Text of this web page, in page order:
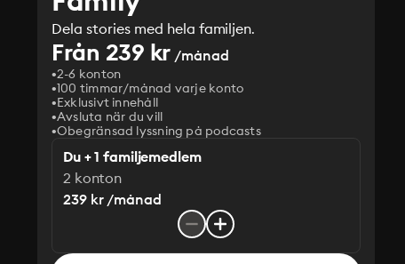
Dela stories med hela familjen.
Från 239 kr /månad
2-6 konton
100 timmar/månad varje konto
Exklusivt innehåll
Avsluta när du vill
Obegränsad lyssning på podcasts
Du + 1 familjemedlem
2 konton
239 kr /månad